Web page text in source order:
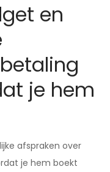
en
je hem
afspraken over
je hem boekt